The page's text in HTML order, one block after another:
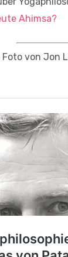
Ahimsa?
| Foto von Jon